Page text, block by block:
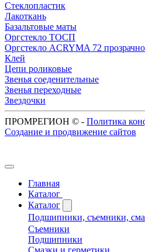
Стеклопластик
Лакоткань
Базальтовые маты
Оргстекло ТОСП
Оргстекло ACRYMA 72
Клей
Цепи роликовые
Звенья соеденительные
Звенья переходные
Звездочки
ПРОМРЕГИОН © - Политика
Создание и продвижение сайтов
Главная
Каталог
Каталог
Подшипники, съемники,
Съемники
Подшипники